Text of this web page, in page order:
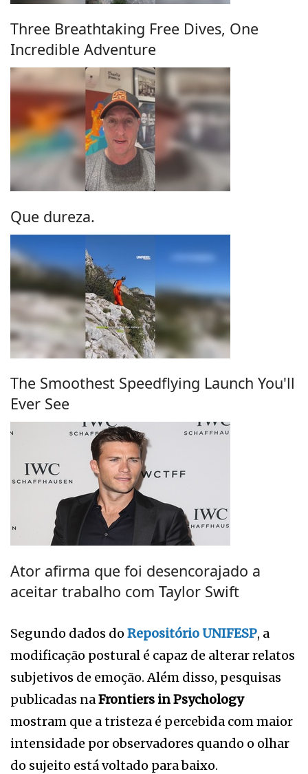
Three Breathtaking Free Dives, One
Incredible Adventure
Que dureza.
The Smoothest Speedflying Launch You'll
Ever See
Ator afirma que foi desencorajado a
aceitar trabalho com Taylor Swift
Segundo dados do Repositório UNIFESP, a
modificação postural é capaz de alterar relatos
subjetivos de emoção. Além disso, pesquisas
publicadas na Frontiers in Psychology
mostram que a tristeza é percebida com maior
intensidade por observadores quando o olhar
do sujeito está voltado para baixo.